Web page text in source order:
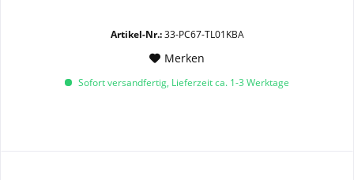
Artikel-Nr.:33-PC67-TL01KBA
Merken
Sofort versandfertig, Lieferzeit ca. 1-3 Werktage